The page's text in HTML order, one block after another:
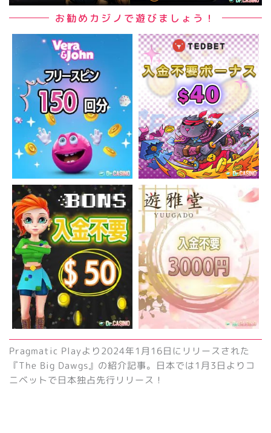
お勧めカジノで遊びましょう！
Pragmatic Playより2024年1月16日にリリースされた
『The Big Dawgs』の紹介記事。日本では1月3日よりコ
ニベットで日本独占先行リリース！